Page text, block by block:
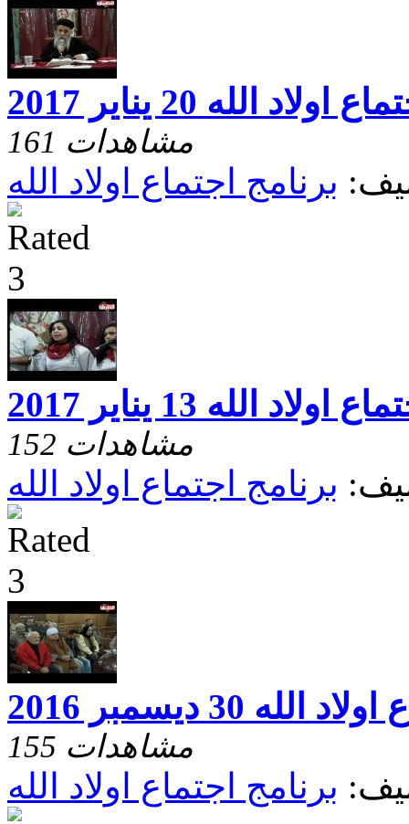
اولاد الله 20 يناير 2017
161 مشاهدات
برنامج اجتماع اولاد الله
اولاد الله 13 يناير 2017
152 مشاهدات
برنامج اجتماع اولاد الله
الله 30 ديسمبر 2016
155 مشاهدات
برنامج اجتماع اولاد الله